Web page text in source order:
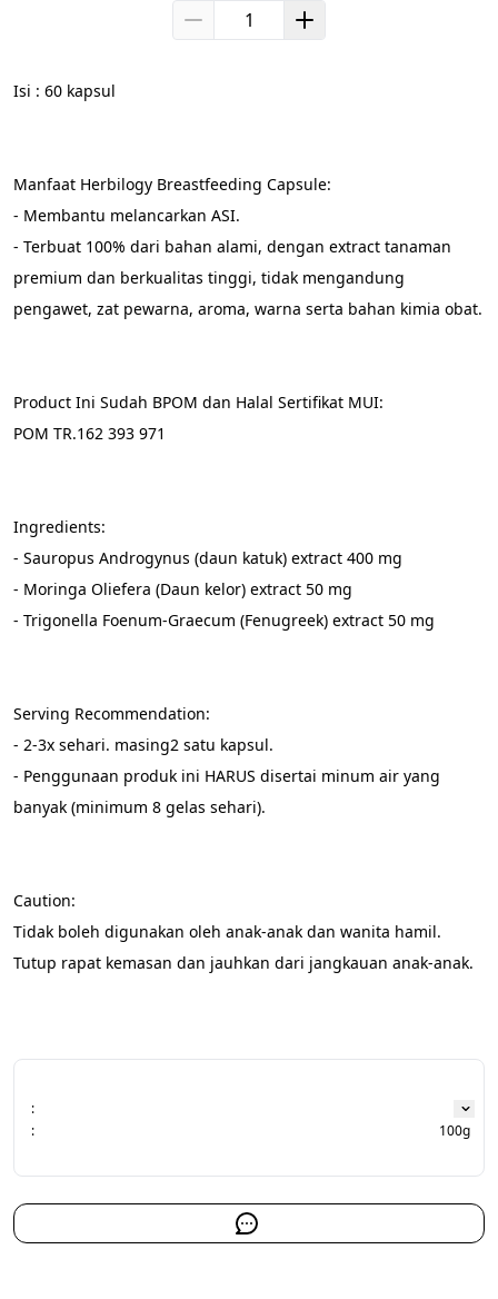
Isi : 60 kapsul
Manfaat Herbilogy Breastfeeding Capsule:
- Membantu melancarkan ASI.
- Terbuat 100% dari bahan alami, dengan extract tanaman
premium dan berkualitas tinggi, tidak mengandung
pengawet, zat pewarna, aroma, warna serta bahan kimia obat.
Product Ini Sudah BPOM dan Halal Sertifikat MUI:
POM TR.162 393 971
Ingredients:
- Sauropus Androgynus (daun katuk) extract 400 mg
- Moringa Oliefera (Daun kelor) extract 50 mg
- Trigonella Foenum-Graecum (Fenugreek) extract 50 mg
Serving Recommendation:
- 2-3x sehari. masing2 satu kapsul.
- Penggunaan produk ini HARUS disertai minum air yang
banyak (minimum 8 gelas sehari).
Caution:
Tidak boleh digunakan oleh anak-anak dan wanita hamil.
Tutup rapat kemasan dan jauhkan dari jangkauan anak-anak.
:
:
100g